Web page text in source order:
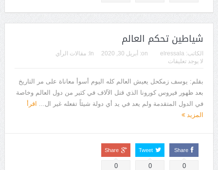
شياطين تحكم العالم
الكاتب: elressala
on: أبريل 30, 2020 In:
مقالات الرأي
لا يوجد تعليقات
بقلم: يوسف زمكحل يعيش العالم كله اليوم أسوأ معاناة على مر التاريخ
بعد ظهور فيروس كورونا الذي قتل الآلاف في كثير من دول العالم وخاصة
في الدول المتقدمة ولم يعد في يد أي دولة شيئاً تفعله غير ال...
اقرأ
المزيد
Share
0
Tweet
0
Share
0